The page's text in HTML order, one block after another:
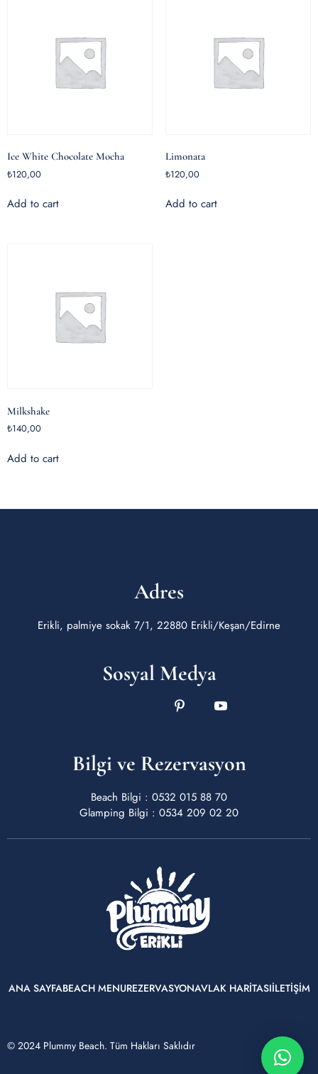
Ice White Chocolate Mocha
₺120,00
Add to cart
Limonata
₺120,00
Add to cart
Milkshake
₺140,00
Add to cart
Adres
Erikli, palmiye sokak 7/1, 22880 Erikli/Keşan/Edirne
Sosyal Medya
Bilgi ve Rezervasyon
Beach Bilgi : 0532 015 88 70
Glamping Bilgi : 0534 209 02 20
ANA SAYFABEACH MENUREZERVASYONAVLAK HARİTASIİLETİŞİM
© 2024 Plummy Beach. Tüm Hakları Saklıdır